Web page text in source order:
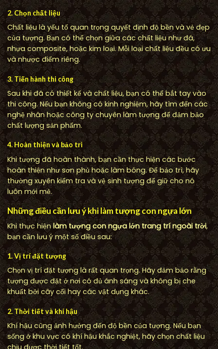
2. Chọn chất liệu
Chất liệu là yếu tố quan trọng quyết định độ bền và vẻ đẹp
của tượng. Bạn có thể chọn giữa các chất liệu như đá,
nhựa composite, hoặc kim loại. Mỗi loại chất liệu đều có ưu
và nhược điểm riêng.
3. Tiến hành thi công
Sau khi đã có thiết kế và chất liệu, bạn có thể bắt tay vào
thi công. Nếu bạn không có kinh nghiệm, hãy tìm đến các
nghệ nhân hoặc công ty chuyên làm tượng để đảm bảo
chất lượng sản phẩm.
4. Hoàn thiện và bảo trì
Khi tượng đã hoàn thành, bạn cần thực hiện các bước
hoàn thiện như sơn phủ hoặc làm bóng. Để bảo trì, hãy
thường xuyên kiểm tra và vệ sinh tượng để giữ cho nó
luôn mới mẻ.
Những điều cần lưu ý khi làm tượng con ngựa lớn
Khi thực hiệnlàm tượng con ngựa lớn trang trí ngoài trời,
bạn cần lưu ý một số điều sau:
1. Vị trí đặt tượng
Chọn vị trí đặt tượng là rất quan trọng. Hãy đảm bảo rằng
tượng được đặt ở nơi có đủ ánh sáng và không bị che
khuất bởi cây cối hay các vật dụng khác.
2. Thời tiết và khí hậu
Khí hậu cũng ảnh hưởng đến độ bền của tượng. Nếu bạn
sống ở khu vực có khí hậu khắc nghiệt, hãy chọn chất liệu
chịu được thời tiết tốt.